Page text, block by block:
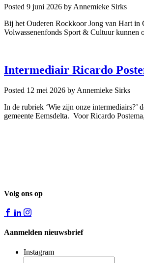
Posted 9 juni 2026 by Annemieke Sirks
Bij het Ouderen Rockkoor Jong van Hart in
Volwassenenfonds Sport & Cultuur kunnen
Intermediair Ricardo
Posted 12 mei 2026 by Annemieke Sirks
In de rubriek ‘Wie zijn onze intermediairs?’
gemeente Eemsdelta. Voor Ricardo
Volg ons op
Aanmelden nieuwsbrief
Instagram